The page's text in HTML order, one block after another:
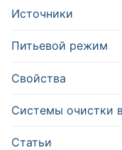
Источники
Питьевой режим
Свойства
Системы очистки
Статьи